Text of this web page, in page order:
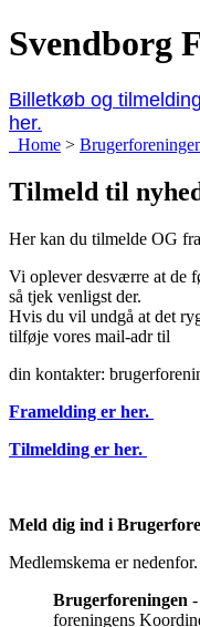
Svendborg
Billetkøb og
her.
Home >
Tilmeld til
Her kan du tilmelde OG
Vi oplever desværre at de
så tjek venligst der.
Hvis du vil undgå at det
tilføje vores mail-adr til
din kontakter:
Framelding er her.
Tilmelding er her.
Meld dig ind i
Medlemskema er nedenfor.
Brugerforeningen
foreningens